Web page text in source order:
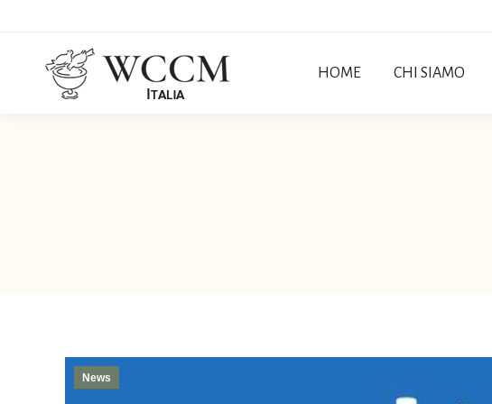
HOME CHI SIAMO
News